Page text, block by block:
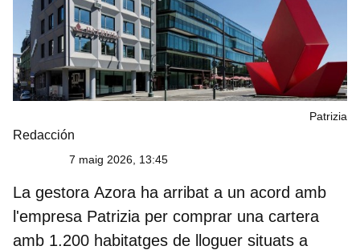
Patrizia
Redacción
7 maig 2026, 13:45
La gestora Azora ha arribat a un acord amb
l'empresa Patrizia per comprar una cartera
amb 1.200 habitatges de lloguer situats a